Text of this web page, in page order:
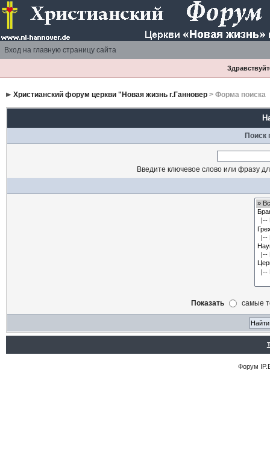
Вход на главную страницу сайта
Христианский форум церкви "Новая жизнь г.Ганновер> Форма поиска
Поиск
Введите ключевое слово или фразу
Показать самые
Форум